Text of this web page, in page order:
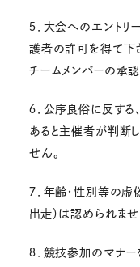
５．大会へのエント
護者の許可を得て下
チームメンバーの承認
６．公序良俗に反す
あると主催者が判断
せん。
７．年齢・性別等の
出走）は認められませ
８．競技参加のマナ